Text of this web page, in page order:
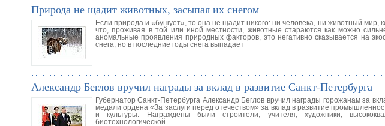
Природа не щадит животных, засыпая их снегом
Если природа и «бушует», то она не щадит никого: ни человека, ни животный мир,
что, проживая в той или иной местности, животные стараются как можно
аномальные проявления природных факторов, это негативно сказывается на
снега, но в последние годы снега выпадает
Александр Беглов вручил награды за вклад в развитие Санкт-Петербурга
Губернатор Санкт-Петербурга Александр Беглов вручил награды горожанам за
медали ордена «За заслуги перед отечеством» за вклад в развитие
и культуры. Награждены были строители, учителя, художники,
биотехнологической